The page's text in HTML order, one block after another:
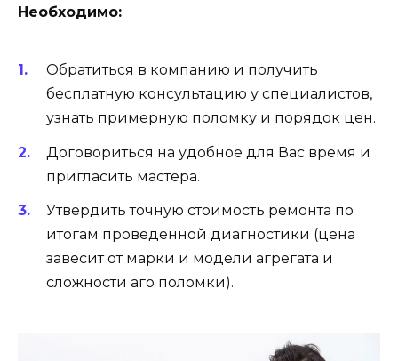
Необходимо:
Обратиться в компанию и получить
бесплатную консультацию у специалистов,
узнать примерную поломку и порядок цен.
Договориться на удобное для Вас время и
пригласить мастера.
Утвердить точную стоимость ремонта по
итогам проведенной диагностики (цена
завесит от марки и модели агрегата и
сложности аго поломки).